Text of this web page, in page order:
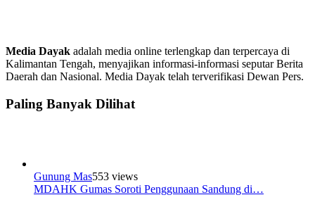
Media Dayak adalah media online terlengkap dan terpercaya di
Kalimantan Tengah, menyajikan informasi-informasi seputar Berita
Daerah dan Nasional. Media Dayak telah terverifikasi Dewan Pers.
Paling Banyak Dilihat
Gunung Mas553 views
MDAHK Gumas Soroti Penggunaan Sandung di…